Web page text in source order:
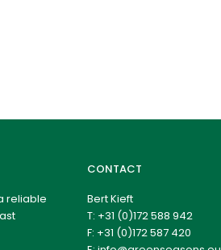
reliable
CONTACT
Bert Kieft
T: +31 (0)172 588 942
F: +31 (0)172 587 420